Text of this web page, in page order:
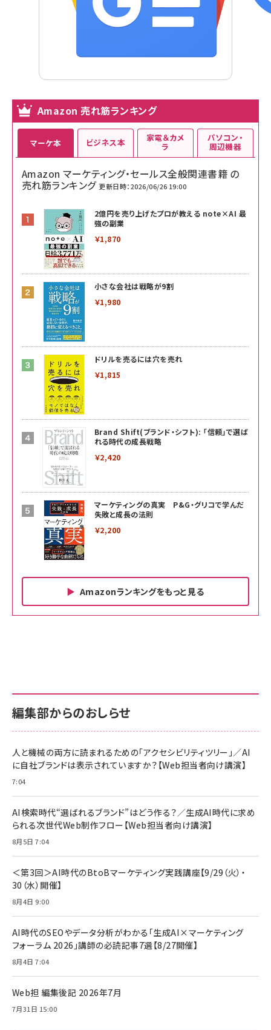
Amazon 売れ筋ランキング
マーケ本
Amazon マーケティング・セールス全般関連書籍 の
売れ筋ランキング 更新日時：2026/06/26 19:00
2億円を売り上げたプロが教える note×AI 最
強の副業
￥1,870
小さな会社は戦略が9割
￥1,980
ドリルを売るには穴を売れ
￥1,815
Brand Shift(ブランド・シフト): 「信頼」で選ば
れる時代の成長戦略
￥2,420
マーケティングの真実 P&G・グリコで学んだ
失敗と成長の法則
￥2,200
Amazonランキングをもっと見る
ビジネス本
￥880
anan(アンアン)2026/06/24号 No.2500増
刊 スペシャルエディション[王道エンタメの矜
￥1,100
No.2502[2026年後半、あなたの恋と運命／山
￥880
家電＆カメ
ラ
内サポート正規品 メーカー保証5年
KLMEA128G
NIMASO ガラスフィルム iPhone 17 用 保護
止 貼りやすい ガイド枠付き いPhone17 (6.3
インチ) 対応 2枚セット DSP25F1698
￥1,599
【New】Amazon Fire TV Stick HD | 手軽に
ディアプレイヤー
￥6,980
Anker Soundcore P31i (Bluetooth 6.1)
【完全ワイヤレスイヤホン/アクティブノイズキャ
ンセリング/マルチポイント接続 / 最大50時間
Anker PowerLine III Flow USB-C & USB-
C ケーブル Anker絡まないケーブル 240W 結
束バンド付き USB PD対応 シリコン素材採用
iPhone 17 / 16 / 15 / Galaxy iPad Pro
Amazonランキングをもっと見る
パソコン・
周辺機器
内サポート正規品 メーカー保証5年
KLMEA128G
Amazon eギフトカード - Amazonロゴ - ク
￥5,000
C ケーブル Anker絡まないケーブル 240W 結
iPhone 17 / 16 / 15 / Galaxy iPad Pro
MacBook Pro/Air 各種対応 (1.8m ミッドナ
イトブラック)
￥1,890
本
￥4,192
ヤセラーキャンペーン】
￥4,857
Amazonランキングをもっと見る
編集部からのおしらせ
人と機械の両方に読まれるための「アクセシビリティツリー」／AI
に自社ブランドは表示されていますか？【Web担当者向け講演】
7:04
AI検索時代“選ばれるブランド”はどう作る？／生成AI時代に求め
られる次世代Web制作フロー【Web担当者向け講演】
8月5日 7:04
＜第3回＞AI時代のBtoBマーケティング実践講座【9/29（火）・
30（水）開催】
8月4日 9:00
AI時代のSEOやデータ分析がわかる「生成AI×マーケティング
フォーラム 2026」講師の必読記事7選【8/27開催】
8月4日 7:04
Web担 編集後記 2026年7月
7月31日 15:00